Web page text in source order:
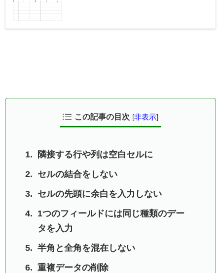
この記事の目次 [非表示]
隣接する行や列は空白セルに
セルの結合をしない
セルの先頭に余白を入力しない
1つのフィールドには同じ種類のデー
タを入力
半角と全角を混在しない
重複データの削除